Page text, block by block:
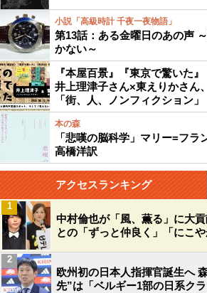
小説「高級時計 千夜一夜物語」
第13話：ある金曜日のあの声
かない～
『本屋百景』『東京で驚いた
井上理津子さん×東えりかさん
「街、人、ノンフィクション」
本の森
「悲嘆の脳科学」マリー=フ
高橋洋訳
アクセスランキング
中村倫也が「風、薫る」に大
との「ずっと仲良く」「にこ
1
欧州初の日本人指揮官誕生へ
先”は「ベルギー1部の日系ク
2